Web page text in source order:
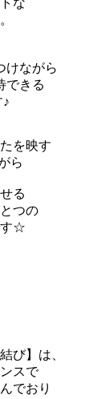
けながら
できる
を映す
ら
る
つの
す☆
び】は、
スで
でおり